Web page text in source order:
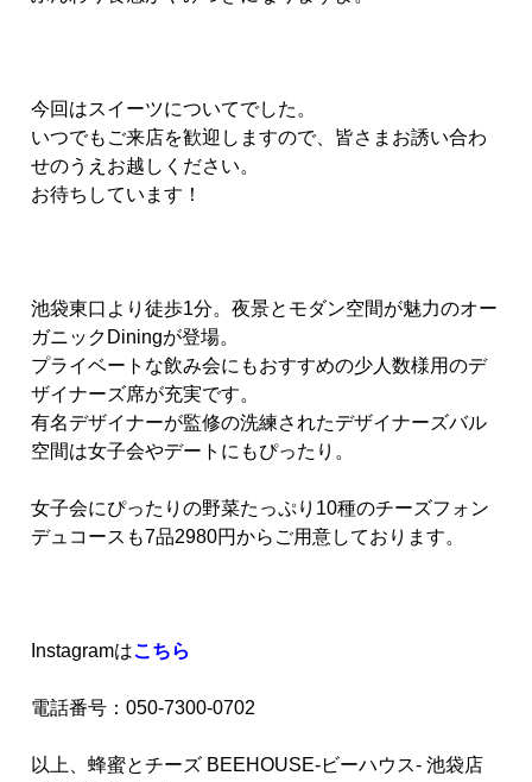
今回はスイーツについてでした。
いつでもご来店を歓迎しますので、皆さまお誘い合わ
せのうえお越しください。
お待ちしています！
池袋東口より徒歩1分。夜景とモダン空間が魅力のオー
ガニックDiningが登場。
プライベートな飲み会にもおすすめの少人数様用のデ
ザイナーズ席が充実です。
有名デザイナーが監修の洗練されたデザイナーズバル
空間は女子会やデートにもぴったり。
女子会にぴったりの野菜たっぷり10種のチーズフォン
デュコースも7品2980円からご用意しております。
Instagramはこちら
電話番号：050-7300-0702
以上、蜂蜜とチーズ BEEHOUSE-ビーハウス- 池袋店